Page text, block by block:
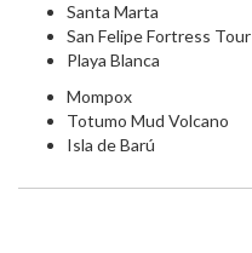
Santa Marta
San Felipe Fortress Tour
Playa Blanca
Mompox
Totumo Mud Volcano
Isla de Barú